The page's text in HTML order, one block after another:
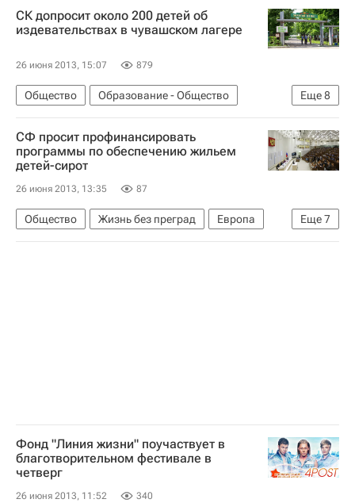
Сергей Собянин
Владимир Петросян
СК допросит около 200 детей об
издевательствах в чувашском лагере
26 июня 2013, 15:07 879
Еще8
Общество
Образование - Общество
Происшествия
Жизнь без преград
Чувашская Республика (Чувашия)
Европа
Приволжский ФО
Детские вопросы
Россия
СФ просит профинансировать
программы по обеспечению жильем
детей-сирот
26 июня 2013, 13:35 87
Еще7
Общество Жизнь без преград
Европа
Весь мир
Дмитрий Медведев
Фонд "Линия жизни" поучаствует в
благотворительном фестивале в
четверг
26 июня 2013, 11:52 340